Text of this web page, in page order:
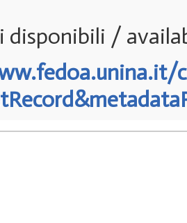
disponibili /